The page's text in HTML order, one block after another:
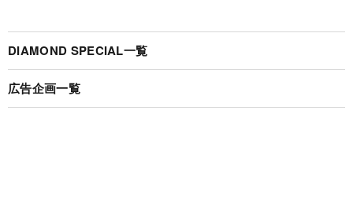
DIAMOND SPECIAL一覧
広告企画一覧